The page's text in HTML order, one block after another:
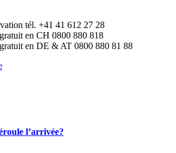
tél. +41 41 612 27 28
en CH 0800 880 818
en DE & AT 0800 880 81 88
l’arrivée?